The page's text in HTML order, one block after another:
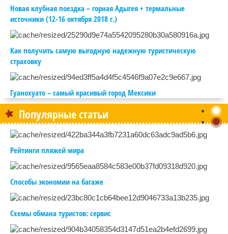
Новая клубная поездка – горная Адыгея + термальные
источники (12-16 октября 2018 г.)
Как получить самую выгодную надежную туристическую
страховку
Гуанохуато – самый красивый город Мексики
Популярные статьи
Рейтинги пляжей мира
Способы экономии на багаже
Схемы обмана туристов: сервис